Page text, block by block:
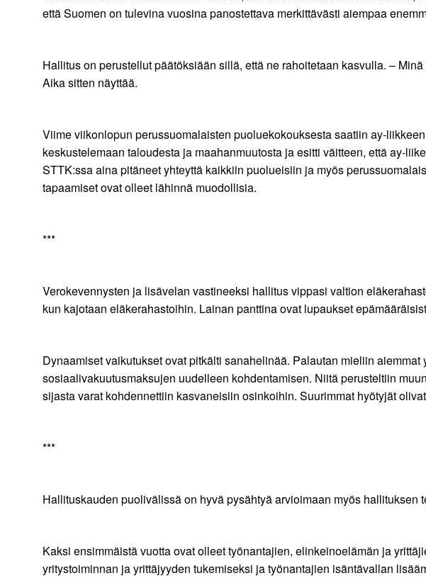
että Suomen on tulevina vuosina panostettava merkittävästi aiempaa
Hallitus on perustellut päätöksiään sillä, että ne rahoitetaan kasvulla. –
Aika sitten näyttää.
Viime viikonlopun perussuomalaisten puoluekokouksesta saatiin ay-
keskustelemaan taloudesta ja maahanmuutosta ja esitti väitteen, että ay-
STTK:ssa aina pitäneet yhteyttä kaikkiin puolueisiin ja myös
tapaamiset ovat olleet lähinnä muodollisia.
***
Verokevennysten ja lisävelan vastineeksi hallitus vippasi valtion
kun kajotaan eläkerahastoihin. Lainan panttina ovat lupaukset
Dynaamiset vaikutukset ovat pitkälti sanahelinää. Palautan mieliin
sosiaalivakuutusmaksujen uudelleen kohdentamisen. Niitä perusteltiin
sijasta varat kohdennettiin kasvaneisiin osinkoihin. Suurimmat hyötyjät
***
Hallituskauden puolivälissä on hyvä pysähtyä arvioimaan myös
Kaksi ensimmäistä vuotta ovat olleet työnantajien, elinkeinoelämän ja
yritystoiminnan ja yrittäjyyden tukemiseksi ja työnantajien isäntävallan